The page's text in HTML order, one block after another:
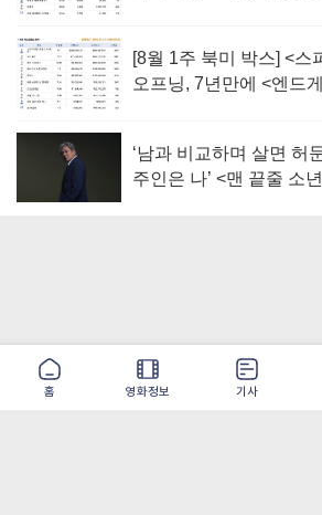
홈 영화정보 기사
[8월 1주 북미 박스] <스
오프닝, 7년만에 <엔드
‘남과 비교하며 살면 허
주인은 나’ <맨 끝줄 소